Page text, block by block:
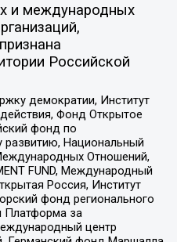
и международных
Российской
демократии, Институт
Фонд Открытое
фонд по
развитию, Национальный
Отношений,
FUND, Международный
Россия, Институт
фонд регионального
Платформа за
центр